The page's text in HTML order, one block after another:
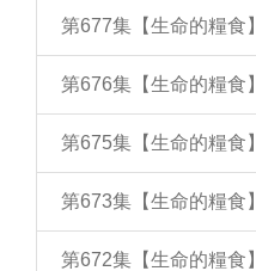
第677集【生命的糧食
第676集【生命的糧食
第675集【生命的糧食
第673集【生命的糧食
第672集【生命的糧食